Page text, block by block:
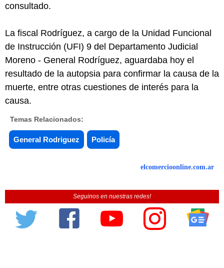
consultado.
La fiscal Rodríguez, a cargo de la Unidad Funcional
de Instrucción (UFI) 9 del Departamento Judicial
Moreno - General Rodríguez, aguardaba hoy el
resultado de la autopsia para confirmar la causa de la
muerte, entre otras cuestiones de interés para la
causa.
Temas Relacionados:
General Rodriguez Policía
elcomercioonline.com.ar
Seguinos en nuestras redes!